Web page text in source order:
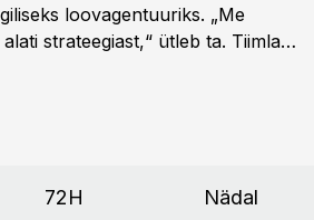
loovagentuuriks. „Me
strateegiast,“ ütleb ta. Tiimla
72H Nädal